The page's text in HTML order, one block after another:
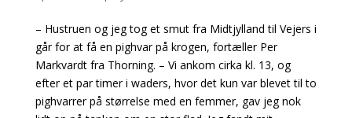
– Hustruen og jeg tog et smut fra Midtjylland til Vejers i
går for at få en pighvar på krogen, fortæller Per
Markvardt fra Thorning. – Vi ankom cirka kl. 13, og
efter et par timer i waders, hvor det kun var blevet til to
pighvarrer på størrelse med en femmer, gav jeg nok